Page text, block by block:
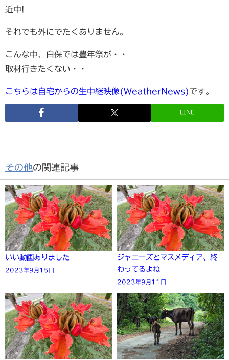
近中!
それでも外にでたくありません。
こんな中、白保では豊年祭が・・
取材行きたくない・・
こちらは自宅からの生中継映像(WeatherNews)です。
LINE
その他の関連記事
いい動画ありました
2023年9月15日
ジャニーズとマスメディア、終
わってるよね
2023年9月11日